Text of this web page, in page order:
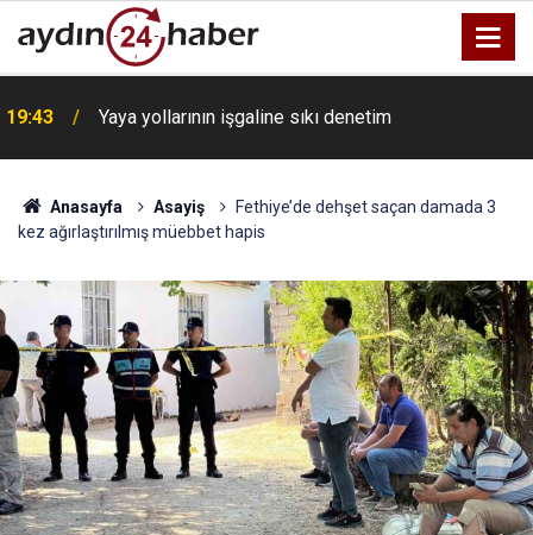
19:43 Yaya yollarının işgaline sıkı denetim
Anasayfa Asayiş
Fethiye’de dehşet saçan damada 3
kez ağırlaştırılmış müebbet hapis